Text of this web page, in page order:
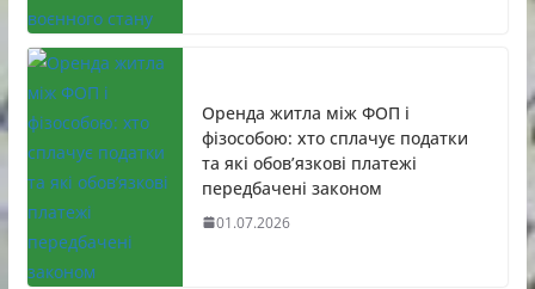
Оренда житла між ФОП і
фізособою: хто сплачує податки
та які обов’язкові платежі
передбачені законом
01.07.2026